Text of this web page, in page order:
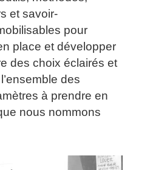
et savoir-
pour
place et développer
des choix éclairés et
des
à prendre en
nous nommons